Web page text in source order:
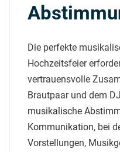
Die perfekte
Hochzeitsfeier
vertrauensvolle
Brautpaar und dem
musikalische
Kommunikation, bei
Vorstellungen,